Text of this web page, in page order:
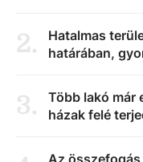
2.
Hatalmas
határában,
3.
Több lakó már
házak felé
Az összefogás